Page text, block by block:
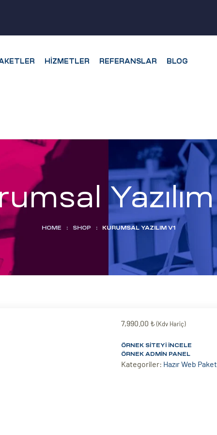
HIZMETLER REFERANSLAR BLOG
HOME : SHOP : KURUMSAL YAZILIM V1
7,990.00 ₺ (Kdv Hariç)
ÖRNEK SITEYI İNCELE
ÖRNEK ADMIN PANEL
Kategoriler: Hazır Web